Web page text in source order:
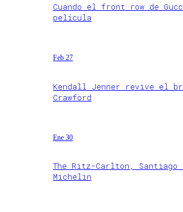
Cuando el front row de
película
Feb 27
Kendall Jenner revive el
Crawford
Ene 30
The Ritz-Carlton, Santiago
Michelin